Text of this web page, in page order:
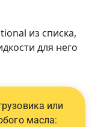
из списка,
для него
или
масла: